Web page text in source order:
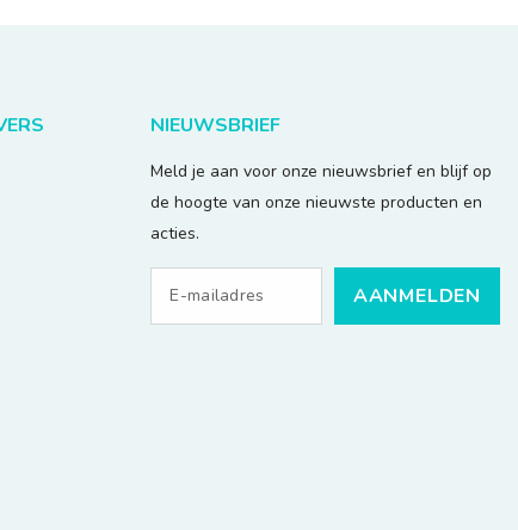
NIEUWSBRIEF
Meld je aan voor onze nieuwsbrief en blijf op
de hoogte van onze nieuwste producten en
acties.
AANMELDEN